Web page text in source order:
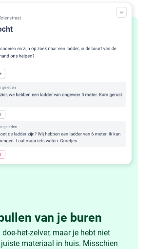
van je buren
het-zelver, maar je hebt niet
materiaal in huis. Misschien